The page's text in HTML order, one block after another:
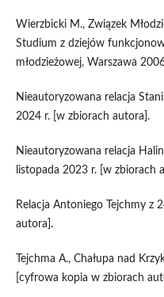
Wierzbicki M., Związek
Studium z dziejów
młodzieżowej, Warszawa
Nieautoryzowana relacja
2024 r. [w zbiorach autora].
Nieautoryzowana relacja
listopada 2023 r. [w zbiorach
Relacja Antoniego Tejchmy z
autora].
Tejchma A., Chałupa nad
[cyfrowa kopia w zbiorach